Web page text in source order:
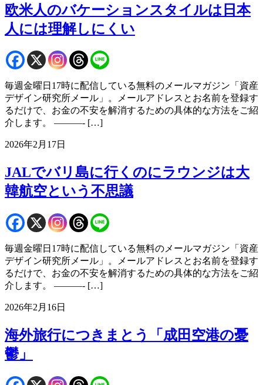
欧米人のバケーションスタイルは日本
人には理解しにくい
毎週金曜日17時に配信している無料のメールマガジン「資産
デザイン研究所メール」。メールアドレスとお名前を登録す
るだけで、お金の不安を解消するための具体的な方法をご紹
介します。 ———- […]
2026年2月17日
JALでバリ島に行くのにラウンジは大
韓航空という不思議
毎週金曜日17時に配信している無料のメールマガジン「資産
デザイン研究所メール」。メールアドレスとお名前を登録す
るだけで、お金の不安を解消するための具体的な方法をご紹
介します。 ———- […]
2026年2月16日
海外旅行につきまとう「成田空港の憂
鬱」